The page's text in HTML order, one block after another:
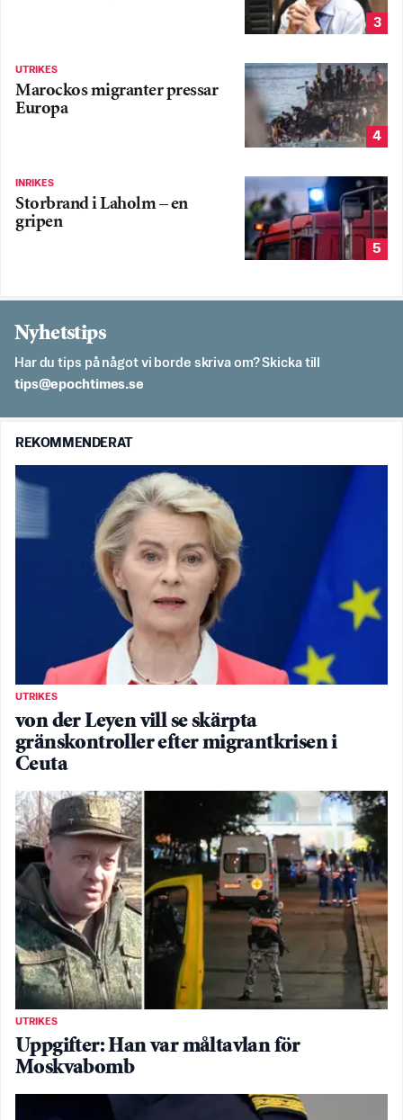
3
UTRIKES
Marockos migranter pressar
Europa
4
INRIKES
Storbrand i Laholm – en
gripen
5
Nyhetstips
Har du tips på något vi borde skriva om? Skicka till
es.semithcope@spit
REKOMMENDERAT
UTRIKES
von der Leyen vill se skärpta
gränskontroller efter migrantkrisen i
Ceuta
UTRIKES
Uppgifter: Han var måltavlan för
Moskvabomb